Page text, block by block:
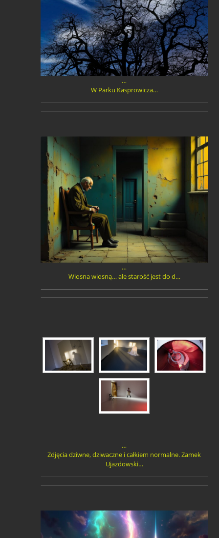
…
W Parku Kasprowicza…
…
Wiosna wiosną… ale starość jest do d…
…
Zdjęcia dziwne, dziwaczne i całkiem normalne. Zamek
Ujazdowski…